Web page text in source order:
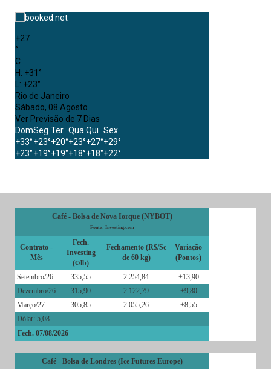
+27
°
C
H: +31°
L: +23°
Rio de Janeiro
Sábado, 08 Agosto
Ver Previsão de 7 Dias
DomSeg Ter Qua Qui Sex
+33°+23°+20°+23°+27°+29°
+23°+19°+19°+18°+18°+22°
Café - Bolsa de Nova Iorque (NYBOT)
Fonte: Investing.com
Contrato -
Mês
Fech.
Investing
(¢/lb)
Fechamento (R$/Sc
de 60 kg)
Variação
(Pontos)
Setembro/26 335,55 2.254,84
+13,90
Dezembro/26
315,90 2.122,79
+9,80
Março/27
305,85 2.055,26
+8,55
Dólar: 5,08
Fech. 07/08/2026
Café - Bolsa de Londres (Ice Futures Europe)